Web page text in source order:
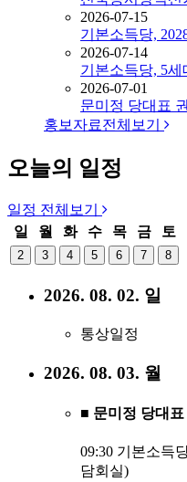
2026-07-15
기본소득당,
2026-07-14
기본소득당, 5
2026-07-01
문미정 당대표
홍보자료전체보기
오늘의 일정
일정 전체보기
일
월 화 수 목 금 토
2 3 4 5 6 7 8
2026. 08. 02. 일
통상일정
2026. 08. 03. 월
■ 문미정 당대
09:30 기본소득
담회실)